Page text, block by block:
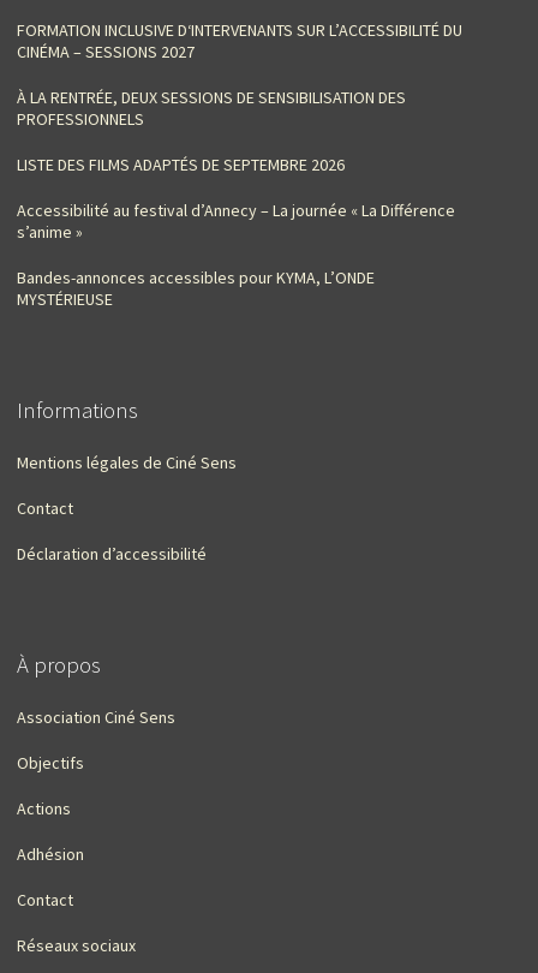
FORMATION INCLUSIVE D‘INTERVENANTS SUR L’ACCESSIBILITÉ DU
CINÉMA – SESSIONS 2027
À LA RENTRÉE, DEUX SESSIONS DE SENSIBILISATION DES
PROFESSIONNELS
LISTE DES FILMS ADAPTÉS DE SEPTEMBRE 2026
Accessibilité au festival d’Annecy – La journée « La Différence
s’anime »
Bandes-annonces accessibles pour KYMA, L’ONDE
MYSTÉRIEUSE
Informations
Mentions légales de Ciné Sens
Contact
Déclaration d’accessibilité
À propos
Association Ciné Sens
Objectifs
Actions
Adhésion
Contact
Réseaux sociaux